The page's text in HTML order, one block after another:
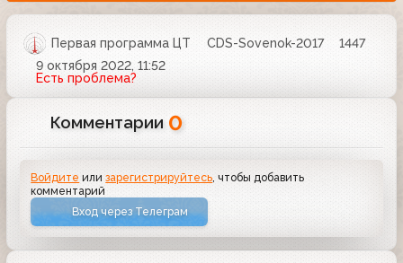
Первая программа ЦТ CDS-Sovenok-2017
1447
9 октября 2022, 11:52
Есть проблема?
Комментарии 0
Войдите илизарегистрируйтесь , чтобы добавить
комментарий
Вход через Телеграм